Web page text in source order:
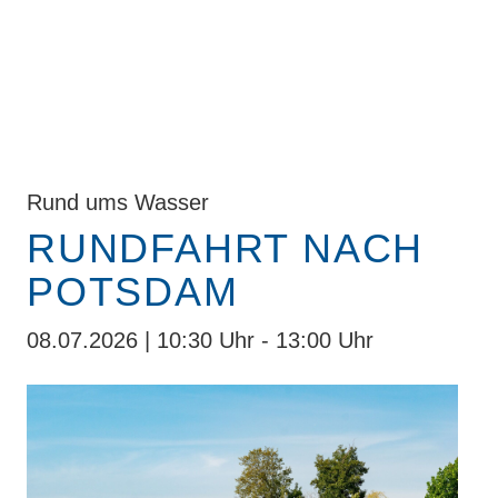
Rund ums Wasser
RUNDFAHRT NACH
POTSDAM
08.07.2026 | 10:30 Uhr - 13:00 Uhr